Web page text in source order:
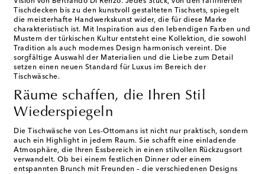
Tischdecken bis zu den kunstvoll gestalteten Tischsets, spiegelt
die meisterhafte Handwerkskunst wider, die für diese Marke
charakteristisch ist. Mit Inspiration aus den lebendigen Farben und
Mustern der türkischen Kultur entsteht eine Kollektion, die sowohl
Tradition als auch modernes Design harmonisch vereint. Die
sorgfältige Auswahl der Materialien und die Liebe zum Detail
setzen einen neuen Standard für Luxus im Bereich der
Tischwäsche.
Räume schaffen, die Ihren Stil
Wiederspiegeln
Die Tischwäsche von Les-Ottomans ist nicht nur praktisch, sondern
auch ein Highlight in jedem Raum. Sie schafft eine einladende
Atmosphäre, die Ihren Essbereich in einen stilvollen Rückzugsort
verwandelt. Ob bei einem festlichen Dinner oder einem
entspannten Brunch mit Freunden – die verschiedenen Designs